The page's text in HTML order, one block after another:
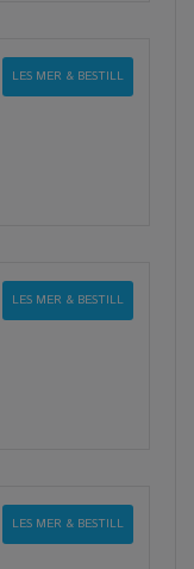
LES MER & BESTILL
LES MER & BESTILL
LES MER & BESTILL